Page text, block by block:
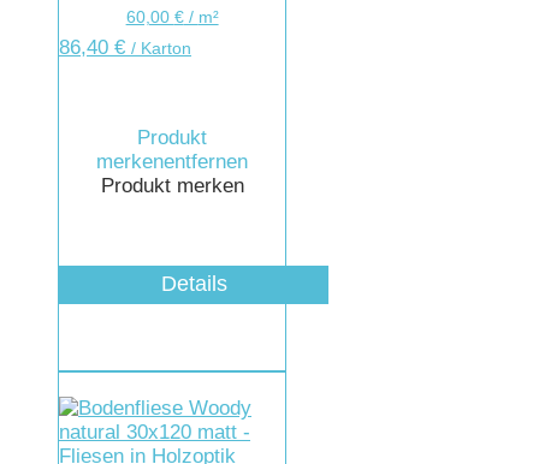
60,00 €/ m²
86,40 € / Karton
Produkt
merkenentfernen
Produkt merken
Details